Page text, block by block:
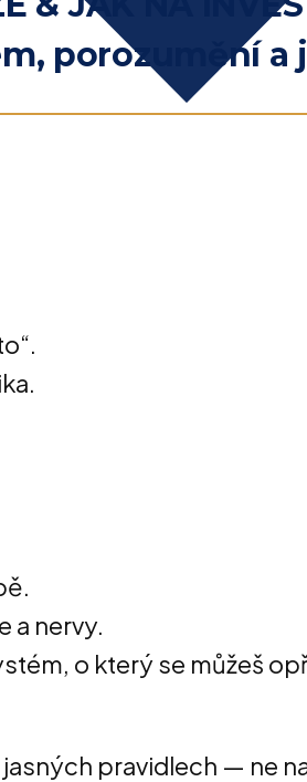
porozumění a
a nervy.
o který se můžeš
pravidlech — ne